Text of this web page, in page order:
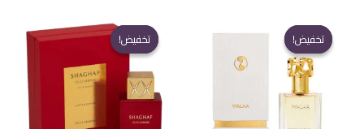
تخفيض!
تخفيض! تخفيض!
تخفيض!